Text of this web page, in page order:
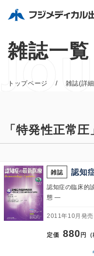
雑誌一覧
トップページ / 雑誌(詳
「特発性正常圧
雑誌 認知
認知症の臨床的
態 ―
2011年10月発売
定価 880 円（